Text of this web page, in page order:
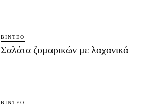
ΒΊΝΤΕΟ
Σαλάτα ζυμαρικών με λαχανικά
ΒΊΝΤΕΟ